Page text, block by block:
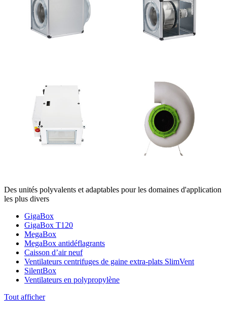
Des unités polyvalents et adaptables pour les domaines d'application
les plus divers
GigaBox
GigaBox T120
MegaBox
MegaBox antidéflagrants
Caisson d’air neuf
Ventilateurs centrifuges de gaine extra-plats SlimVent
SilentBox
Ventilateurs en polypropylène
Tout afficher